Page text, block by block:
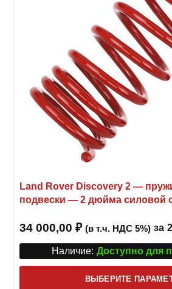
Land Rover Discovery 2 —
подвески — 2 дюйма силовой
34 000,00 ₽ (в т.ч. НДС 5%) за
Наличие: Доступно для
ВЫБЕРИТЕ